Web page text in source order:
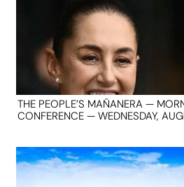
THE PEOPLE’S MAÑANERA —
CONFERENCE — WEDNESDAY,